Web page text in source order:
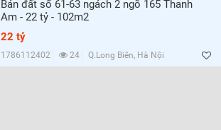
Lọc
Bán đất số 61-63 ngách 2 ngõ 165 Thanh
Am - 22 tỷ - 102m2
22 tỷ
1786112402 24 Q.Long Biên, Hà Nội